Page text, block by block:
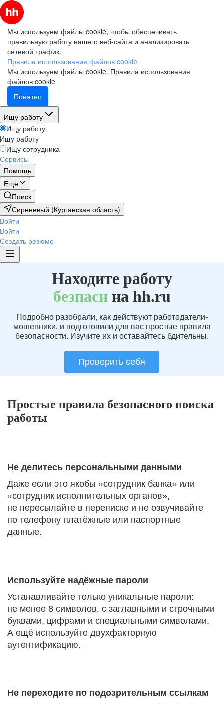
Мы используем файлы cookie, чтобы обеспечивать
правильную работу нашего веб-сайта и анализировать
сетевой трафик.
Правила использования файлов cookie
Мы используем файлы cookie. Правила использования
файлов cookie
Понятно
Ищу работу
Ищу работу
Ищу работу
Ищу сотрудника
Сервисы
Помощь
Ещё
Поиск
Сиреневый (Курганская область)
Войти
Войти
Создать резюме
Находите работу
безпаснна hh.ru
Подробно разобрали, как действуют работодатели-
мошенники, и подготовили для вас простые правила
безопасности. Изучите их и оставайтесь бдительны.
Проверить себя
Простые правила безопасного поиска
работы
Не делитесь персональными данными
Даже если это якобы «сотрудник банка» или
«сотрудник исполнительных органов»,
не пересылайте в переписке и не озвучивайте
по телефону платёжные или паспортные
данные.
Используйте надёжные пароли
Устанавливайте только уникальные пароли:
не менее 8 символов, с заглавными и строчными
буквами, цифрами и специальными символами.
А ещё используйте двухфакторную
аутентификацию.
Не переходите по подозрительным ссылкам